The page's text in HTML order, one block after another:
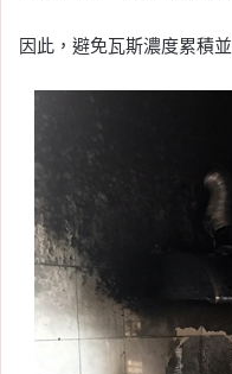
因此，避免瓦斯濃度累積